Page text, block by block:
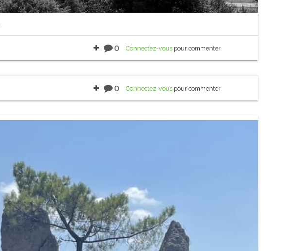
0 Connectez-vous pour commenter.
0 Connectez-vous pour commenter.